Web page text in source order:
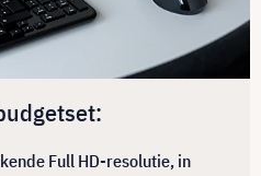
Full HD-resolutie, in